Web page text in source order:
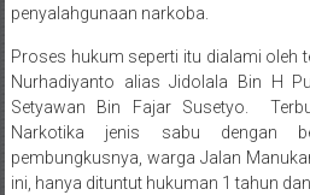
penyalahgunaan narkoba.
Proses hukum seperti itu dialami oleh
Nurhadiyanto alias Jidolala Bin H
Setyawan Bin Fajar Susetyo.
Narkotika jenis sabu dengan
pembungkusnya, warga Jalan
ini, hanya dituntut hukuman 1 tahun